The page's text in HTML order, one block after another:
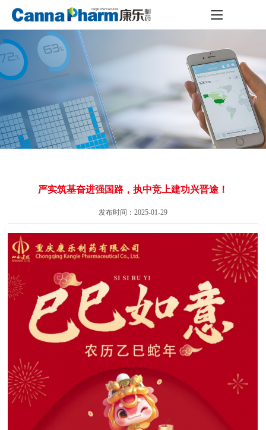
严实筑基奋进强国路，执中竞上建功兴晋途！
发布时间：2025-01-29